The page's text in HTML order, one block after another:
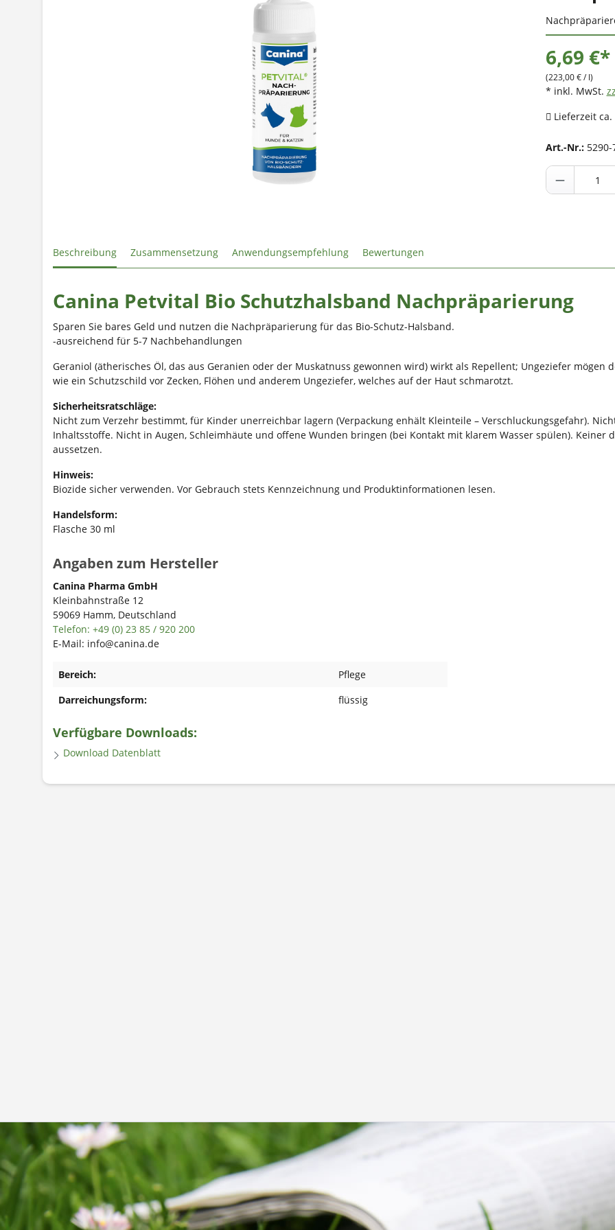
6,69 €*
(223,00 € / l)
* inkl. MwSt.
Lieferzeit
Art.-Nr.: 5290-
Beschreibung Zusammensetzung Anwendungsempfehlung Bewertungen
Canina Petvital Bio Schutzhalsband Nachpräparierung
Sparen Sie bares Geld und nutzen die Nachpräparierung für das Bio-Schutz-Halsband.
-ausreichend für 5-7 Nachbehandlungen
Geraniol (ätherisches Öl, das aus Geranien oder der Muskatnuss gewonnen wird) wirkt als Repellent; Ungeziefer mögen
wie ein Schutzschild vor Zecken, Flöhen und anderem Ungeziefer, welches auf der Haut schmarotzt.
Sicherheitsratschläge:
Nicht zum Verzehr bestimmt, für Kinder unerreichbar lagern (Verpackung enhält Kleinteile – Verschluckungsgefahr).
Inhaltsstoffe. Nicht in Augen, Schleimhäute und offene Wunden bringen (bei Kontakt mit klarem Wasser spülen). Keiner
aussetzen.
Hinweis:
Biozide sicher verwenden. Vor Gebrauch stets Kennzeichnung und Produktinformationen lesen.
Handelsform:
Flasche 30 ml
Angaben zum Hersteller
Canina Pharma GmbH
Kleinbahnstraße 12
59069 Hamm, Deutschland
Telefon: +49 (0) 23 85 / 920 200
E-Mail: info@canina.de
Bereich:
Pflege
Darreichungsform:
flüssig
Verfügbare Downloads:
Download Datenblatt